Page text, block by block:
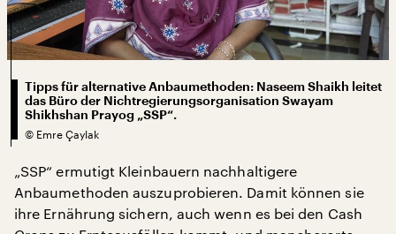
Tipps für alternative Anbaumethoden: Naseem Shaikh leitet
das Büro der Nichtregierungsorganisation Swayam
Shikhshan Prayog „SSP“.
© Emre Çaylak
„SSP“ ermutigt Kleinbauern nachhaltigere
Anbaumethoden auszuprobieren. Damit können sie
ihre Ernährung sichern, auch wenn es bei den Cash